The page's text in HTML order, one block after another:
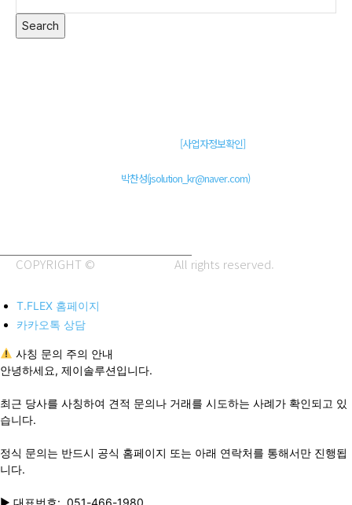
Search
[사업자정보확인]
박찬성(jsolution_kr@naver.com)
COPYRIGHT © All rights reserved.
T.FLEX 홈페이지
카카오톡 상담
사칭 문의 주의 안내
안녕하세요, 제이솔루션입니다.
최근 당사를 사칭하여 견적 문의나 거래를 시도하는 사례가 확인되고 있
습니다.
정식 문의는 반드시 공식 홈페이지 또는 아래 연락처를 통해서만 진행됩
니다.
▶ 대표번호: 051-466-1980